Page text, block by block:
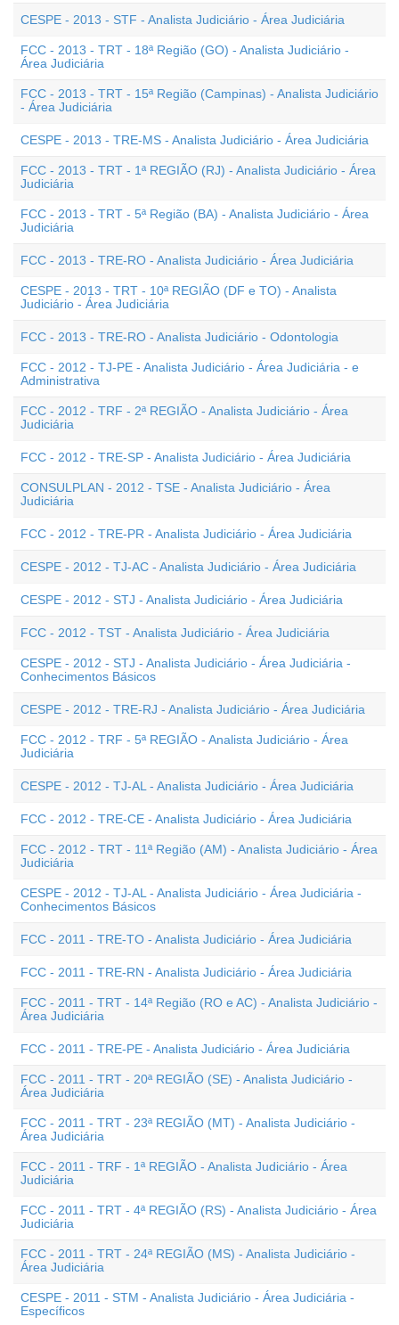
CESPE - 2013 - STF - Analista Judiciário - Área Judiciária
FCC - 2013 - TRT - 18ª Região (GO) - Analista Judiciário -
Área Judiciária
FCC - 2013 - TRT - 15ª Região (Campinas) - Analista Judiciário
- Área Judiciária
CESPE - 2013 - TRE-MS - Analista Judiciário - Área Judiciária
FCC - 2013 - TRT - 1ª REGIÃO (RJ) - Analista Judiciário - Área
Judiciária
FCC - 2013 - TRT - 5ª Região (BA) - Analista Judiciário - Área
Judiciária
FCC - 2013 - TRE-RO - Analista Judiciário - Área Judiciária
CESPE - 2013 - TRT - 10ª REGIÃO (DF e TO) - Analista
Judiciário - Área Judiciária
FCC - 2013 - TRE-RO - Analista Judiciário - Odontologia
FCC - 2012 - TJ-PE - Analista Judiciário - Área Judiciária - e
Administrativa
FCC - 2012 - TRF - 2ª REGIÃO - Analista Judiciário - Área
Judiciária
FCC - 2012 - TRE-SP - Analista Judiciário - Área Judiciária
CONSULPLAN - 2012 - TSE - Analista Judiciário - Área
Judiciária
FCC - 2012 - TRE-PR - Analista Judiciário - Área Judiciária
CESPE - 2012 - TJ-AC - Analista Judiciário - Área Judiciária
CESPE - 2012 - STJ - Analista Judiciário - Área Judiciária
FCC - 2012 - TST - Analista Judiciário - Área Judiciária
CESPE - 2012 - STJ - Analista Judiciário - Área Judiciária -
Conhecimentos Básicos
CESPE - 2012 - TRE-RJ - Analista Judiciário - Área Judiciária
FCC - 2012 - TRF - 5ª REGIÃO - Analista Judiciário - Área
Judiciária
CESPE - 2012 - TJ-AL - Analista Judiciário - Área Judiciária
FCC - 2012 - TRE-CE - Analista Judiciário - Área Judiciária
FCC - 2012 - TRT - 11ª Região (AM) - Analista Judiciário - Área
Judiciária
CESPE - 2012 - TJ-AL - Analista Judiciário - Área Judiciária -
Conhecimentos Básicos
FCC - 2011 - TRE-TO - Analista Judiciário - Área Judiciária
FCC - 2011 - TRE-RN - Analista Judiciário - Área Judiciária
FCC - 2011 - TRT - 14ª Região (RO e AC) - Analista Judiciário -
Área Judiciária
FCC - 2011 - TRE-PE - Analista Judiciário - Área Judiciária
FCC - 2011 - TRT - 20ª REGIÃO (SE) - Analista Judiciário -
Área Judiciária
FCC - 2011 - TRT - 23ª REGIÃO (MT) - Analista Judiciário -
Área Judiciária
FCC - 2011 - TRF - 1ª REGIÃO - Analista Judiciário - Área
Judiciária
FCC - 2011 - TRT - 4ª REGIÃO (RS) - Analista Judiciário - Área
Judiciária
FCC - 2011 - TRT - 24ª REGIÃO (MS) - Analista Judiciário -
Área Judiciária
CESPE - 2011 - STM - Analista Judiciário - Área Judiciária -
Específicos